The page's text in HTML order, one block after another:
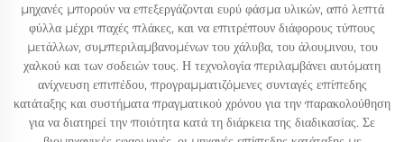
μηχανές μπορούν να επεξεργάζονται ευρύ φάσμα υλικών, από λεπτά
φύλλα μέχρι παχές πλάκες, και να επιτρέπουν διάφορους τύπους
μετάλλων, συμπεριλαμβανομένων του χάλυβα, του άλουμινου, του
χαλκού και των σοδειών τους. Η τεχνολογία περιλαμβάνει αυτόματη
ανίχνευση επιπέδου, προγραμματιζόμενες συνταγές επίπεδης
κατάταξης και συστήματα πραγματικού χρόνου για την παρακολούθηση
για να διατηρεί την ποιότητα κατά τη διάρκεια της διαδικασίας. Σε